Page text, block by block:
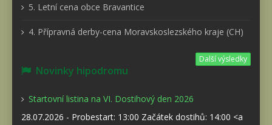
5. Letní cena obce Bravantice
4. Přípravná derby-cena Moravskoslezského kraje (CH)
Další výsledky
Novinky hipodromu
Startovní listina na VI. Dostihový den 2026
28.07.2026 - Probestart: 13:00 Začátek dostihů: 14:00 <a